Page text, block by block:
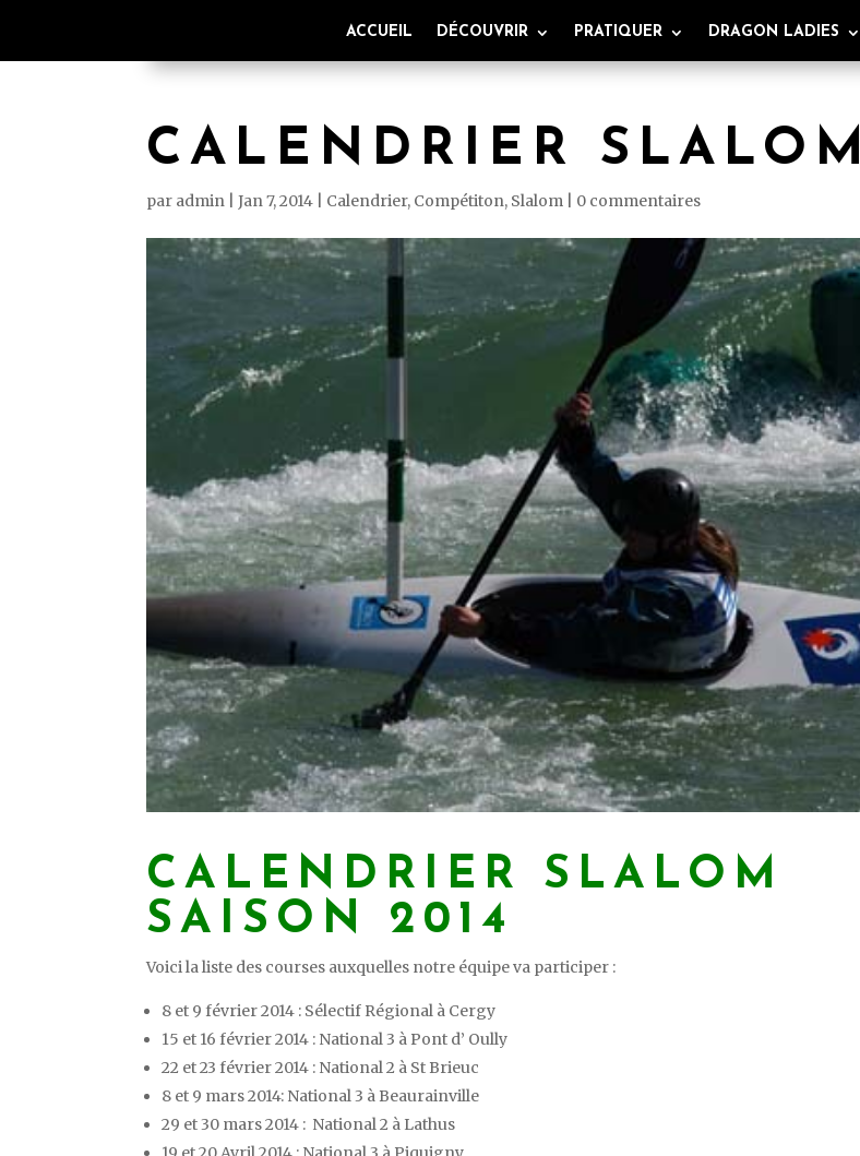
ACCUEIL DÉCOUVRIR PRATIQUER DRAGON LADIES
CALENDRIER SLALOM
par admin |Jan 7, 2014 Calendrier, Compétiton, Slalom 0 commentaires
CALENDRIER SLALOM
SAISON 2014
Voici la liste des courses auxquelles notre équipe va participer :
8 et 9 février 2014 : Sélectif Régional à Cergy
15 et 16 février 2014 : National 3 à Pont d’ Oully
22 et 23 février 2014 : National 2 à St Brieuc
8 et 9 mars 2014: National 3 à Beaurainville
29 et 30 mars 2014 : National 2 à Lathus